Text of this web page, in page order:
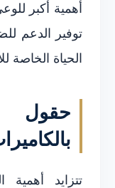
أهمية أكبر
توفير الدعم
الحياة الخاصة
حقول
تتزايد أهمية